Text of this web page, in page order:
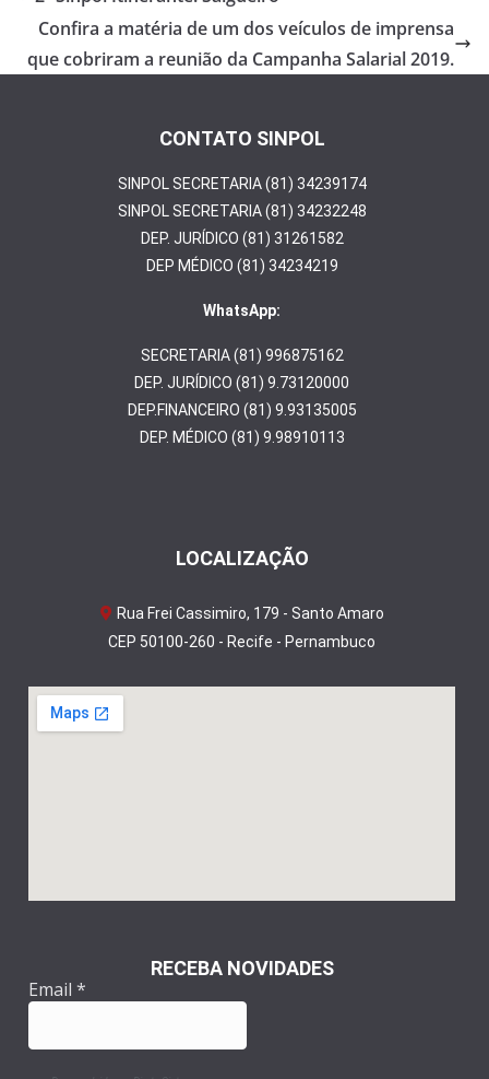
o
o
Confira a matéria de um dos veículos de imprensa
que cobriram a reunião da Campanha Salarial 2019.
CONTATO SINPOL
SINPOL SECRETARIA (81) 34239174
SINPOL SECRETARIA (81) 34232248
DEP. JURÍDICO (81) 31261582
DEP MÉDICO (81) 34234219
WhatsApp:
SECRETARIA (81) 996875162
DEP. JURÍDICO (81) 9.73120000
DEP.FINANCEIRO (81) 9.93135005
DEP. MÉDICO (81) 9.98910113
LOCALIZAÇÃO
Rua Frei Cassimiro, 179 - Santo Amaro
CEP 50100-260 - Recife - Pernambuco
RECEBA NOVIDADES
Email *